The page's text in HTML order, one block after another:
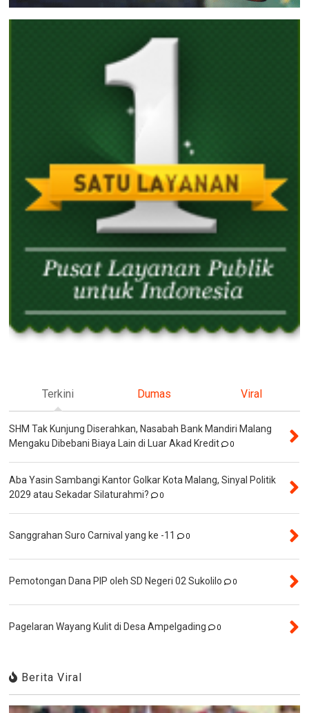
Terkini Dumas Viral
SHM Tak Kunjung Diserahkan, Nasabah Bank Mandiri Malang
Mengaku Dibebani Biaya Lain di Luar Akad Kredit
0
Aba Yasin Sambangi Kantor Golkar Kota Malang, Sinyal Politik
2029 atau Sekadar Silaturahmi?
0
Sanggrahan Suro Carnival yang ke -11 0
Pemotongan Dana PIP oleh SD Negeri 02 Sukolilo 0
Pagelaran Wayang Kulit di Desa Ampelgading 0
Berita Viral